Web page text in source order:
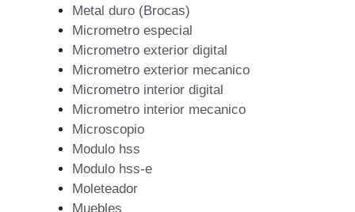
Metal duro (Brocas)
Micrometro especial
Micrometro exterior digital
Micrometro exterior mecanico
Micrometro interior digital
Micrometro interior mecanico
Microscopio
Modulo hss
Modulo hss-e
Moleteador
Muebles